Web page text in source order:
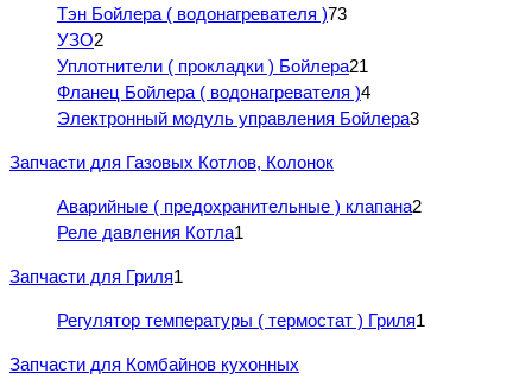
Тэн Бойлера ( водонагревателя )73
УЗО2
Уплотнители ( прокладки ) Бойлера21
Фланец Бойлера ( водонагревателя )4
Электронный модуль управления Бойлера3
Запчасти для Газовых Котлов, Колонок
Аварийные ( предохранительные ) клапана2
Реле давления Котла1
Запчасти для Гриля1
Регулятор температуры ( термостат ) Гриля1
Запчасти для Комбайнов кухонных